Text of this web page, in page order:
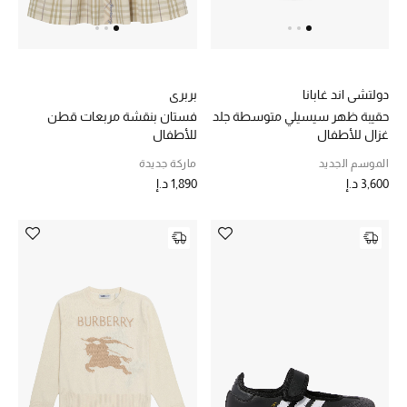
تسوقوا المجوهرات
تسوقوا جميع الهدايا
بطاقة الهدايا الإلكترونية
هدايا حسب المرسل إليه
دولتشي اند غابانا
حقيبة ظهر سيسيلي متوسطة جلد
غزال للأطفال
الموسم الجديد
3,600 د.إ
بربري
فستان بنقشة مربعات قطن
للأطفال
ماركة جديدة
1,890 د.إ